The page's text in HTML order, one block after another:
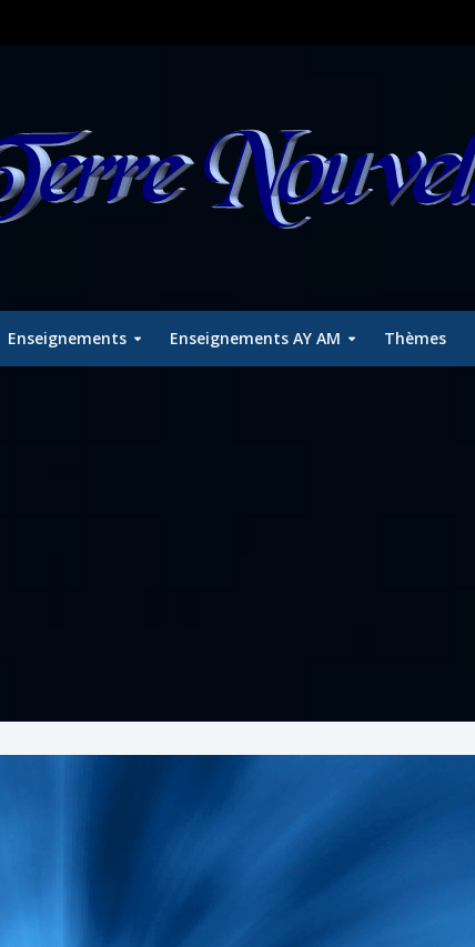
Enseignements Enseignements AY AM Thèmes